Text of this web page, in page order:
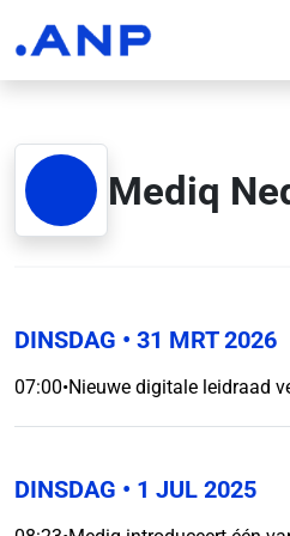
Mediq
DINSDAG • 31 MRT 2026
07:00•Nieuwe digitale leidraad
DINSDAG • 1 JUL 2025